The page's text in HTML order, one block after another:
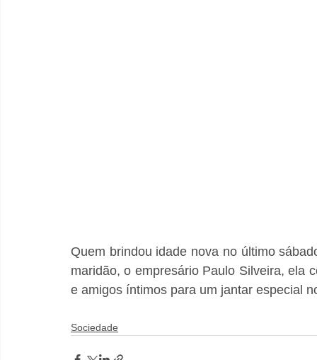
Quem brindou idade nova no último
maridão, o empresário Paulo Silveira, ela
e amigos íntimos para um jantar especial
Sociedade